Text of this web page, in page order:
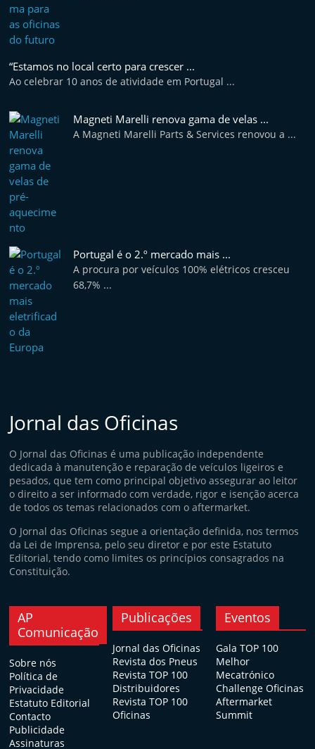
m
ó
e
r
t
“Estamos no local certo para crescer ...
Ao celebrar 10 anos de atividade em Portugal ...
Magneti Marelli renova gama de velas ...
A Magneti Marelli Parts & Services renovou a ...
Portugal é o 2.º mercado mais ...
A procura por veículos 100% elétricos cresceu
68,7% ...
Jornal das Oficinas
O Jornal das Oficinas é uma publicação independente
dedicada à manutenção e reparação de veículos ligeiros e
pesados, que tem como principal objetivo assegurar ao leitor
o direito a ser informado com verdade, rigor e isenção acerca
de todos os temas relacionados com o aftermarket.
O Jornal das Oficinas segue a orientação definida, nos termos
da Lei de Imprensa, pelo seu diretor e por este Estatuto
Editorial, tendo como limites os princípios consagrados na
Constituição.
AP
Comunicação
Sobre nós
Política de
Privacidade
Estatuto Editorial
Contacto
Publicidade
Assinaturas
Publicações
Jornal das Oficinas
Revista dos Pneus
Revista TOP 100
Distribuidores
Revista TOP 100
Oficinas
Eventos
Gala TOP 100
Melhor
Mecatrónico
Challenge Oficinas
Aftermarket
Summit